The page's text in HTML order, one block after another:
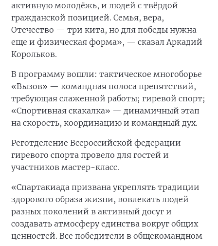
активную молодёжь, и людей с твёрдой
гражданской позицией. Семья, вера,
Отечество — три кита, но для победы нужна
еще и физическая форма», — сказал Аркадий
Корольков.
В программу вошли: тактическое многоборье
«Вызов» — командная полоса препятствий,
требующая слаженной работы; гиревой спорт;
«Спортивная скакалка» — динамичный этап
на скорость, координацию и командный дух.
Реготделение Всероссийской федерации
гиревого спорта провело для гостей и
участников мастер-класс.
«Спартакиада призвана укреплять традиции
здорового образа жизни, вовлекать людей
разных поколений в активный досуг и
создавать атмосферу единства вокруг общих
ценностей. Все победители в общекомандном